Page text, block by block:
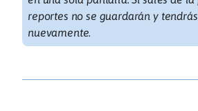
reportes no se guardarán y
nuevamente.